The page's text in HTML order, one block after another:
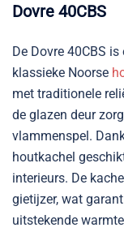
Dovre 40CBS
De Dovre 40CBS
klassieke Noorse
met traditionele
de glazen deur
vlammenspel.
houtkachel
interieurs. De
gietijzer, wat
uitstekende